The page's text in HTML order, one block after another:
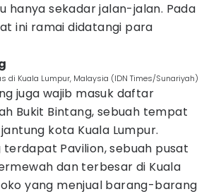
hanya sekadar jalan-jalan. Pada
ini ramai didatangi para
di Kuala Lumpur, Malaysia (IDN Times/Sunariyah)
juga wajib masuk daftar
Bukit Bintang, sebuah tempat
kota Kuala Lumpur.
terdapat Pavilion, sebuah pusat
dan terbesar di Kuala
yang menjual barang-barang